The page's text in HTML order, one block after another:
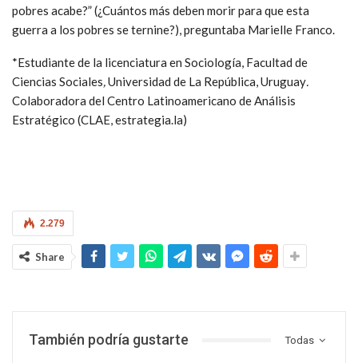
pobres acabe?” (¿Cuántos más deben morir para que esta
guerra a los pobres se ternine?), preguntaba Marielle Franco.
*Estudiante de la licenciatura en Sociología, Facultad de
Ciencias Sociales,Universidad de La República, Uruguay.
Colaboradora del Centro Latinoamericano de Análisis
Estratégico (CLAE, estrategia.la)
2.279
Share
Todas
También podría gustarte